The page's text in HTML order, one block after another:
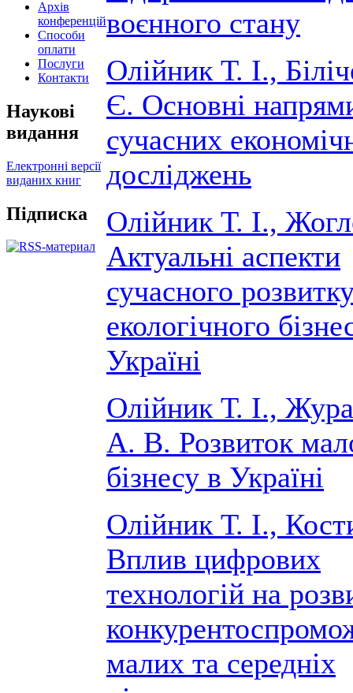
Архів
конференцій
Способи
оплати
Послуги
Контакти
Наукові
видання
Електронні версії
виданих книг
Підписка
воєнного стану
Олійник Т. І.,
Є. Основні
сучасних
досліджень
Олійник Т. І.,
Актуальні аспекти
сучасного
екологічного
Україні
Олійник Т. І.,
А. В. Розвиток
бізнесу в Україні
Олійник Т. І.,
Вплив цифрових
технологій на
малих та середніх